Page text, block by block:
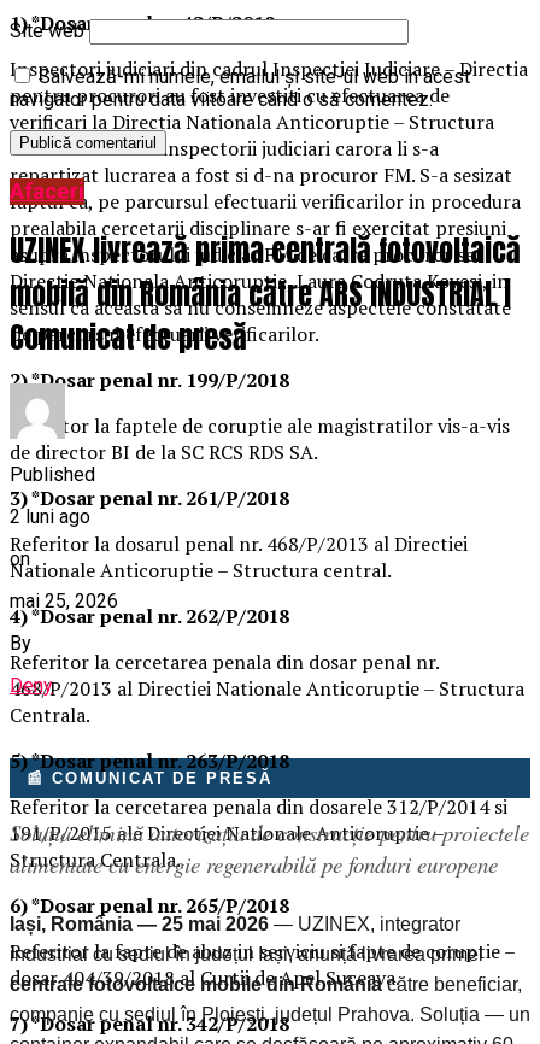
1) *Dosar penal nr.42/P/2018
Inspectori judiciari din cadrul Inspectiei Judiciare – Directia
pentru procurori au fost investiti cu efectuarea de
verificari la Directia Nationala Anticoruptie – Structura
Centrala. Printre inspectorii judiciari carora li s-a
repartizat lucrarea a fost si d-na procuror FM. S-a sesizat
faptul ca, pe parcursul efectuarii verificarilor in procedura
prealabila cercetarii disciplinare s-ar fi exercitat presiuni
asupra inspectorului judiciar FM de catre procuror sef
Directie Nationala Anticoruptie, Laura Codruta Kovesi, in
sensul ca aceasta sa nu consemneze aspectele constatate
pe parcursul efectuarii verificarilor.
2) *Dosar penal nr. 199/P/2018
Referitor la faptele de coruptie ale magistratilor vis-a-vis
de director BI de la SC RCS RDS SA.
3) *Dosar penal nr. 261/P/2018
Referitor la dosarul penal nr. 468/P/2013 al Directiei
Nationale Anticoruptie – Structura central.
4) *Dosar penal nr. 262/P/2018
Referitor la cercetarea penala din dosar penal nr.
468/P/2013 al Directiei Nationale Anticoruptie – Structura
Centrala.
5) *Dosar penal nr. 263/P/2018
Referitor la cercetarea penala din dosarele 312/P/2014 si
191/P/2015 ale Directiei Nationale Anticoruptie –
Structura Centrala.
6) *Dosar penal nr. 265/P/2018
Referitor la fapte de abuz in serviciu si fapte de coruptie –
dosar 404/39/2018 al Curtii de Apel Suceava.
7) *Dosar penal nr. 342/P/2018
Site web
Salvează-mi numele, emailul și site-ul web în acest
navigator pentru data viitoare când o să comentez.
Afaceri
UZINEX livrează prima centrală fotovoltaică
mobilă din România către ARS INDUSTRIAL |
Comunicat de presă
Published
2 luni ago
on
mai 25, 2026
By
Deny
📰 COMUNICAT DE PRESĂ
Soluția elimină autorizația de construcție pentru proiectele
alimentate cu energie regenerabilă pe fonduri europene
Iași, România — 25 mai 2026 — UZINEX, integrator
industrial cu sediul în județul Iași, anunță livrarea primei
centrale fotovoltaice mobile din Româniacătre beneficiar,
companie cu sediul în Ploiești, județul Prahova. Soluția — un